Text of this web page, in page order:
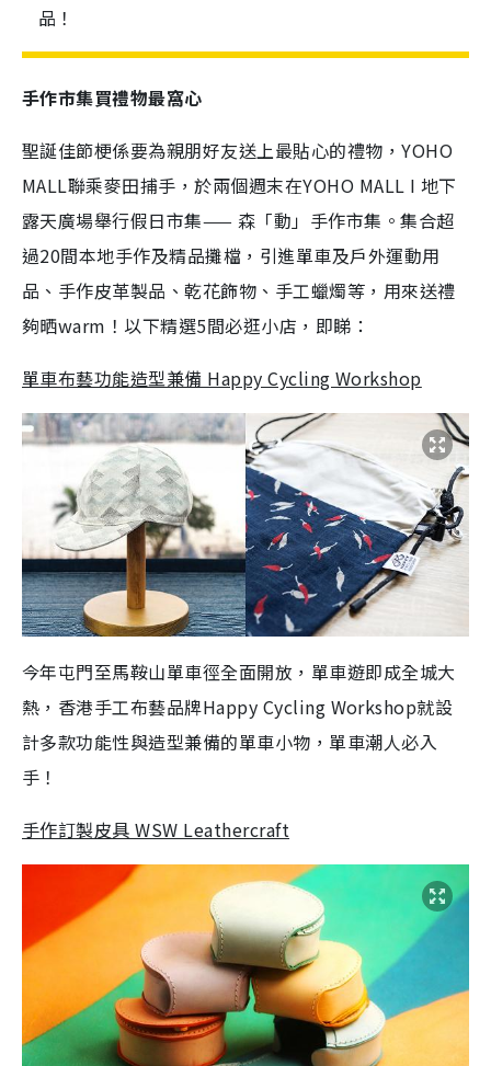
品！
手作市集買禮物最窩心
聖誕佳節梗係要為親朋好友送上最貼心的禮物，YOHO
MALL聯乘麥田捕手，於兩個週末在YOHO MALL I 地下
露天廣場舉行假日市集—— 森「動」手作市集。集合超
過20間本地手作及精品攤檔，引進單車及戶外運動用
品、手作皮革製品、乾花飾物、手工蠟燭等，用來送禮
夠晒warm！以下精選5間必逛小店，即睇：
單車布藝功能造型兼備 Happy Cycling Workshop
今年屯門至馬鞍山單車徑全面開放，單車遊即成全城大
熱，香港手工布藝品牌Happy Cycling Workshop就設
計多款功能性與造型兼備的單車小物，單車潮人必入
手！
手作訂製皮具 WSW Leathercraft